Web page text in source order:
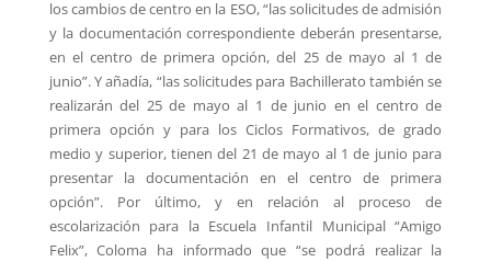
los cambios de centro en la ESO, “las solicitudes de admisión
y la documentación correspondiente deberán presentarse,
en el centro de primera opción, del 25 de mayo al 1 de
junio”. Y añadía, “las solicitudes para Bachillerato también se
realizarán del 25 de mayo al 1 de junio en el centro de
primera opción y para los Ciclos Formativos, de grado
medio y superior, tienen del 21 de mayo al 1 de junio para
presentar la documentación en el centro de primera
opción”. Por último, y en relación al proceso de
escolarización para la Escuela Infantil Municipal “Amigo
Felix”, Coloma ha informado que “se podrá realizar la